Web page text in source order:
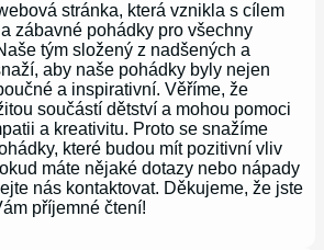
stránka, která vznikla s cílem
zábavné pohádky pro všechny
tým složený z nadšených a
aby naše pohádky byly nejen
a inspirativní. Věříme, že
součástí dětství a mohou pomoci
a kreativitu. Proto se snažíme
které budou mít pozitivní vliv
máte nějaké dotazy nebo nápady
nás kontaktovat. Děkujeme, že jste
příjemné čtení!